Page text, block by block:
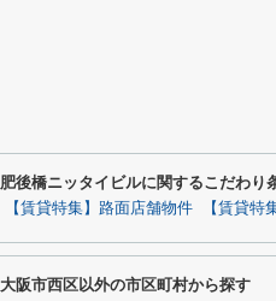
肥後橋ニッタイビルに関するこだわり
【賃貸特集】路面店舗物件 【賃貸特
大阪市西区以外の市区町村から探す